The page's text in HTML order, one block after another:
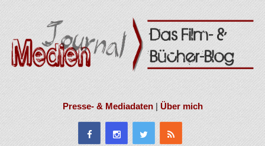
Presse- & Mediadaten|Über mich